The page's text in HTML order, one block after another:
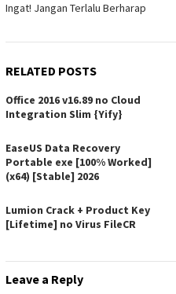
Ingat! Jangan Terlalu Berharap
RELATED POSTS
Office 2016 v16.89 no Cloud
Integration Slim {Yify}
EaseUS Data Recovery
Portable exe [100% Worked]
(x64) [Stable] 2026
Lumion Crack + Product Key
[Lifetime] no Virus FileCR
Leave a Reply